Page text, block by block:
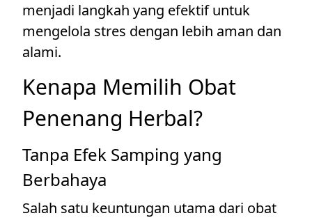
menjadi langkah yang efektif untuk
mengelola stres dengan lebih aman dan
alami.
Kenapa Memilih Obat
Penenang Herbal?
Tanpa Efek Samping yang
Berbahaya
Salah satu keuntungan utama dari obat